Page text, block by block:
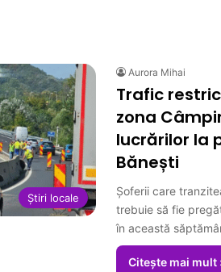
Știri locale
Aurora Mihai
Trafic
zona
lucrărilor la
Bănești
Șoferii care
trebuie să fie
în această
Citește mai mult